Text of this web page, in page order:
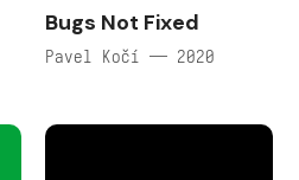
Bugs Not Fixed
Pavel Kočí — 2020